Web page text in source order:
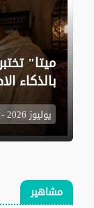
بالذكاء
22 يوليوز 2026 - 10:13
مشاهير